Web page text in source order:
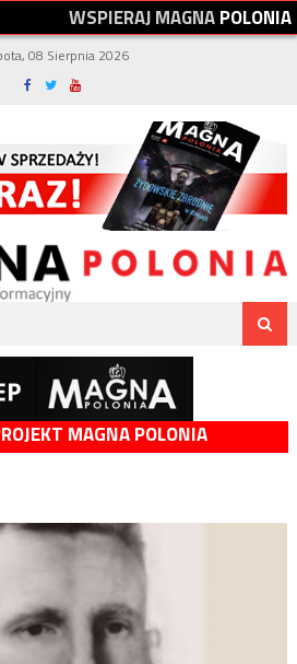
WSPIERAJMAGNAPOLONIA
08 Sierpnia 2026
MAGNA POLONIA